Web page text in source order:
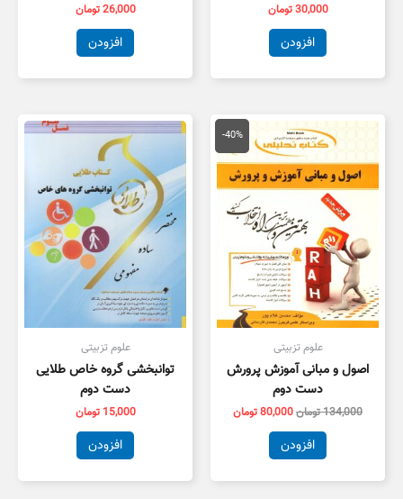
30,000تومان
افزودن
26,000تومان
افزودن
-40%
علوم تزبیتی
اصول و مبانی آموزش پرورش
دست دوم
134,000تومان
قیمت
اصلی
134,000 تومان
بود.
80,000تومان
قیمت
فعلی
است.
افزودن
علوم تزبیتی
توانبخشی گروه خاص طلایی
دست دوم
15,000 تومان
افزودن